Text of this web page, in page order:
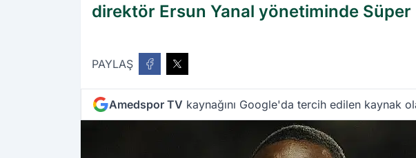
direktör Ersun Yanal yönetiminde
PAYLAŞ
Amedspor TV kaynağını Google'da tercih edilen kaynak